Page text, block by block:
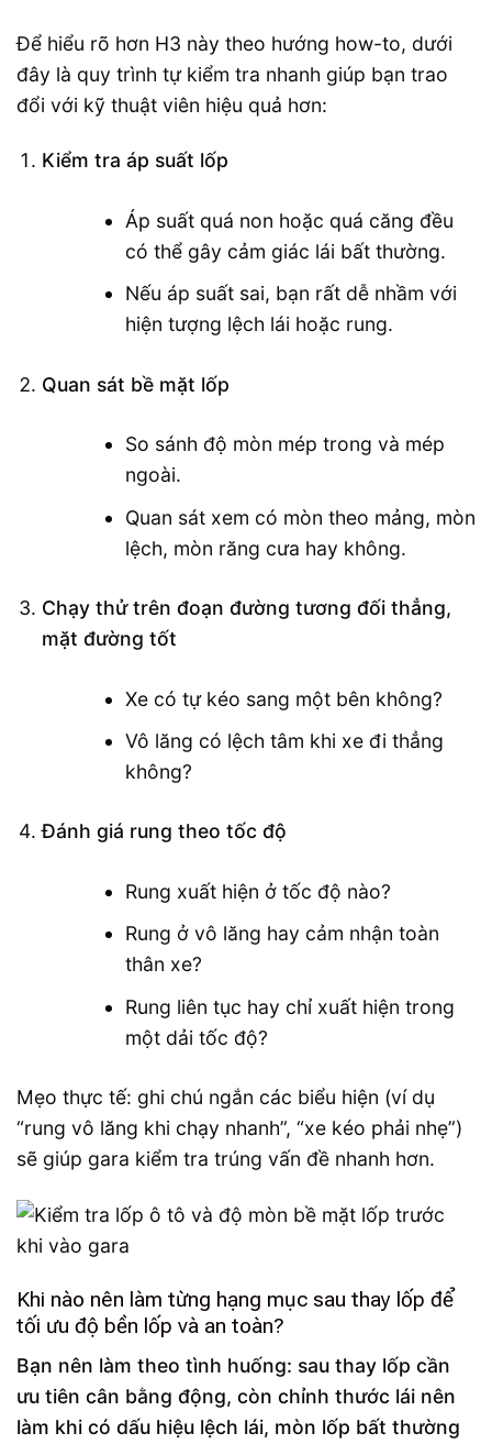
Để hiểu rõ hơn H3 này theo hướng how-to, dưới
đây là quy trình tự kiểm tra nhanh giúp bạn trao
đổi với kỹ thuật viên hiệu quả hơn:
Kiểm tra áp suất lốp
Áp suất quá non hoặc quá căng đều
có thể gây cảm giác lái bất thường.
Nếu áp suất sai, bạn rất dễ nhầm với
hiện tượng lệch lái hoặc rung.
Quan sát bề mặt lốp
So sánh độ mòn mép trong và mép
ngoài.
Quan sát xem có mòn theo mảng, mòn
lệch, mòn răng cưa hay không.
Chạy thử trên đoạn đường tương đối thẳng,
mặt đường tốt
Xe có tự kéo sang một bên không?
Vô lăng có lệch tâm khi xe đi thẳng
không?
Đánh giá rung theo tốc độ
Rung xuất hiện ở tốc độ nào?
Rung ở vô lăng hay cảm nhận toàn
thân xe?
Rung liên tục hay chỉ xuất hiện trong
một dải tốc độ?
Mẹo thực tế: ghi chú ngắn các biểu hiện (ví dụ
“rung vô lăng khi chạy nhanh”, “xe kéo phải nhẹ”)
sẽ giúp gara kiểm tra trúng vấn đề nhanh hơn.
Khi nào nên làm từng hạng mục sau thay lốp để
tối ưu độ bền lốp và an toàn?
Bạn nên làm theo tình huống: sau thay lốp cần
ưu tiên cân bằng động, còn chỉnh thước lái nên
làm khi có dấu hiệu lệch lái, mòn lốp bất thường